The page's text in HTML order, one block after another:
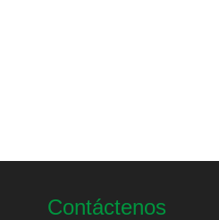
Contáctenos